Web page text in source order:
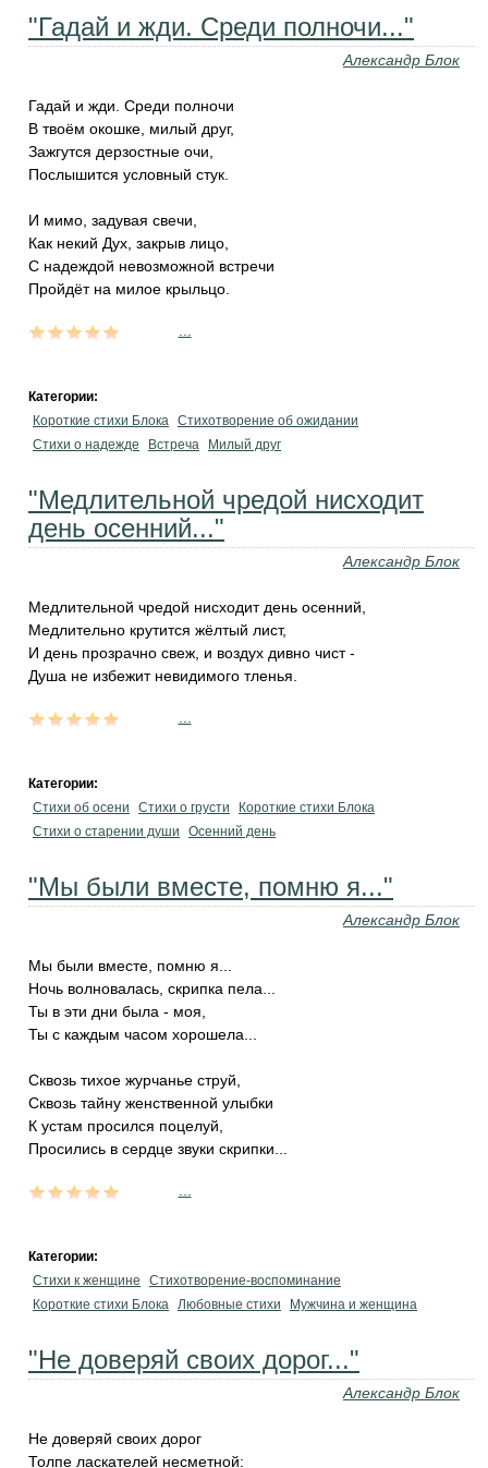
"Гадай и жди. Среди полночи..."
Александр Блок
Гадай и жди. Среди полночи
В твоём окошке, милый друг,
Зажгутся дерзостные очи,
Послышится условный стук.
И мимо, задувая свечи,
Как некий Дух, закрыв лицо,
С надеждой невозможной встречи
Пройдёт на милое крыльцо.
Категории:
Короткие стихи Блока Стихотворение об ожидании
Стихи о надежде
Встреча Милый друг
"Медлительной чредой нисходит
день осенний..."
Александр Блок
Медлительной чредой нисходит день осенний,
Медлительно крутится жёлтый лист,
И день прозрачно свеж, и воздух дивно чист -
Душа не избежит невидимого тленья.
Категории:
Стихи об осени
Стихи о грусти
Короткие стихи Блока
Стихи о старении души
Осенний день
"Мы были вместе, помню я..."
Александр Блок
Мы были вместе, помню я...
Ночь волновалась, скрипка пела...
Ты в эти дни была - моя,
Ты с каждым часом хорошела...
Сквозь тихое журчанье струй,
Сквозь тайну женственной улыбки
К устам просился поцелуй,
Просились в сердце звуки скрипки...
Категории:
Стихи к женщине
Стихотворение-воспоминание
Короткие стихи Блока Любовные стихи Мужчина и женщина
"Не доверяй своих дорог..."
Александр Блок
Не доверяй своих дорог
Толпе ласкателей несметной: